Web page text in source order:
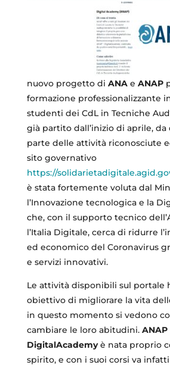
nuovo progetto di ANAe ANAP
formazione professionalizzante
studenti dei CdL in Tecniche
già partito dall’inizio di aprile, da
parte delle attività riconosciute
sito governativo
https://
è stata fortemente voluta dal
l’Innovazione tecnologica e la
che, con il supporto tecnico
l’Italia Digitale, cerca di ridurre
ed economico del Coronavirus
e servizi innovativi.
Le attività disponibili sul portale
obiettivo di migliorare la vita
in questo momento si vedono
cambiare le loro abitudini. ANAP
DigitalAcademyè nata proprio
spirito, e con i suoi corsi va